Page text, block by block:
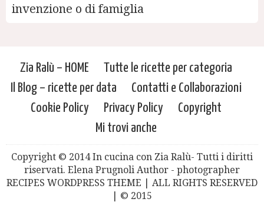
invenzione o di famiglia
Zia Ralù – HOME
Tutte le ricette per categoria
Il Blog – ricette per data
Contatti e Collaborazioni
Cookie Policy
Privacy Policy
Copyright
Mi trovi anche
Copyright © 2014 In cucina con Zia Ralù- Tutti i diritti
riservati. Elena Prugnoli Author - photographer
RECIPES WORDPRESS THEME | ALL RIGHTS RESERVED
| © 2015